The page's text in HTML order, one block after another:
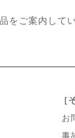
をご案内してい
［
お
事